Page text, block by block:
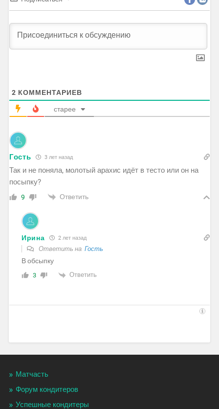
2 КОММЕНТАРИЕВ
старее
Гость 3 лет назад
Так и не поняла, молотый арахис идёт в тесто или он на
посыпку?
9 Ответить
Ирина 2 лет назад
Ответить на Гость
В обсыпку
3 Ответить
Матчасть
Форум кондитеров
Успешные кондитеры